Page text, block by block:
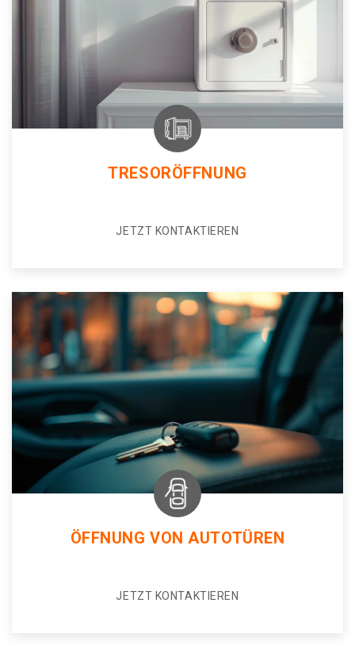
TRESORÖFFNUNG
JETZT KONTAKTIEREN
ÖFFNUNG VON AUTOTÜREN
JETZT KONTAKTIEREN